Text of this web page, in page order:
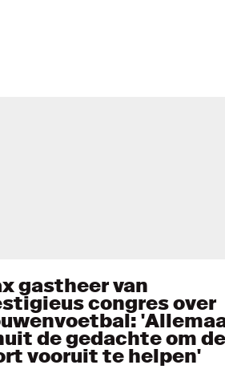
gastheer van
congres over
de gedachte om de
vooruit te helpen'